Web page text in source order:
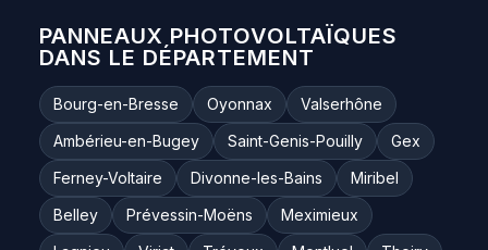
PANNEAUX PHOTOVOLTAÏQUES
DANS LE DÉPARTEMENT
Bourg-en-Bresse Oyonnax
Valserhône
Ambérieu-en-Bugey
Saint-Genis-Pouilly
Gex
Ferney-Voltaire
Divonne-les-Bains
Miribel
Belley
Prévessin-Moëns
Meximieux